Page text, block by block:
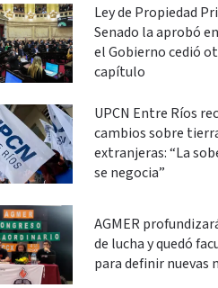
Ley de Propiedad
Senado la aprobó
el Gobierno cedió
capítulo
UPCN Entre Ríos
cambios sobre
extranjeras: “La
se negocia”
AGMER
de lucha y quedó
para definir nuevas